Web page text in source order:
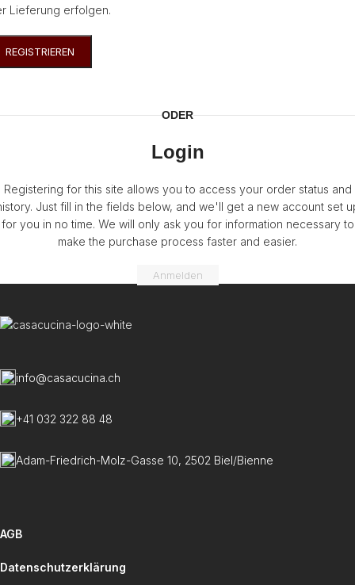
Lieferung erfolgen.
REGISTRIEREN
ODER
Login
Registering for this site allows you to access your order status and
Just fill in the fields below, and we'll get a new account set
for you in no time. We will only ask you for information necessary to
make the purchase process faster and easier.
Anmelden
info@casacucina.ch
+41 032 322 88 48
Adam-Friedrich-Molz-Gasse 10, 2502 Biel/Bienne
AGB
Datenschutzerklärung